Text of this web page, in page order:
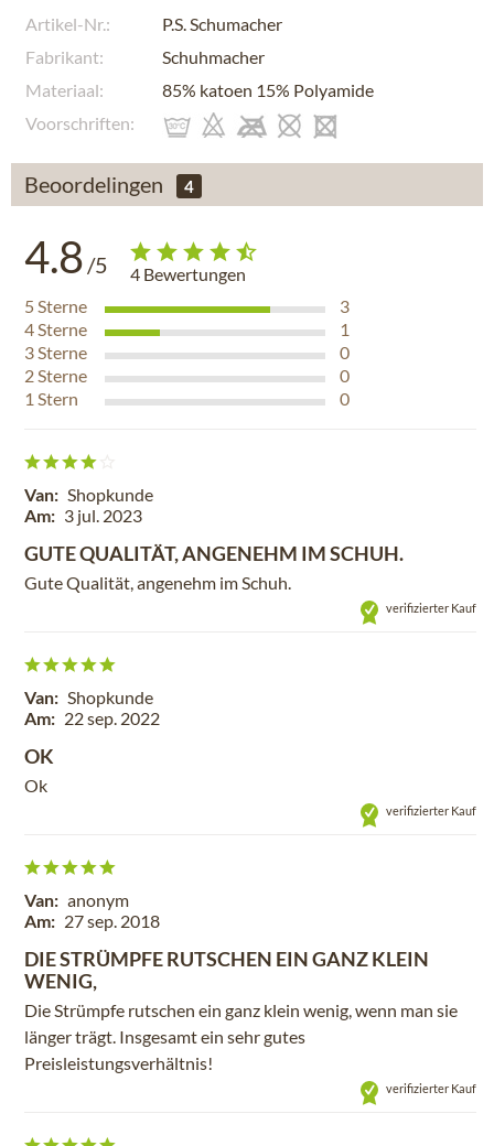
Artikel-Nr.:
P.S. Schumacher
Fabrikant:
Schuhmacher
Materiaal:
85% katoen 15% Polyamide
Voorschriften:
Beoordelingen 4
4.8 /5 4 Bewertungen
5Sterne
3
4Sterne
1
3Sterne
0
2Sterne
0
1 Stern 0
Van: Shopkunde
Am: 3 jul. 2023
GUTE QUALITÄT, ANGENEHM IM SCHUH.
Gute Qualität, angenehm im Schuh.
verifizierter Kauf
Van: Shopkunde
Am: 22 sep. 2022
OK
Ok
verifizierter Kauf
Van: anonym
Am: 27 sep. 2018
DIE STRÜMPFE RUTSCHEN EIN GANZ KLEIN
WENIG,
Die Strümpfe rutschen ein ganz klein wenig, wenn man sie
länger trägt. Insgesamt ein sehr gutes
Preisleistungsverhältnis!
verifizierter Kauf